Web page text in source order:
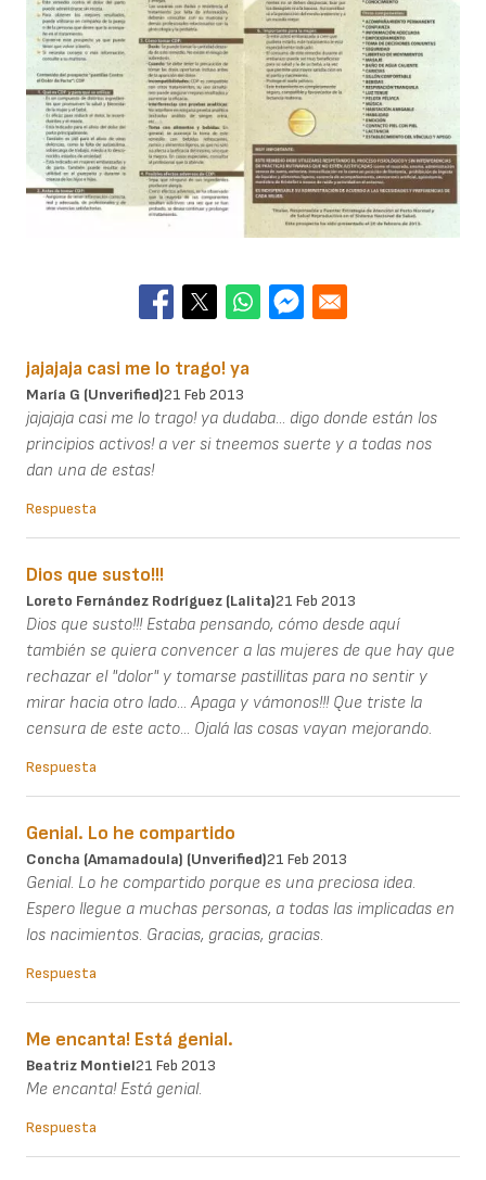
jajajaja casi me lo trago! ya
María G (unverified)21 Feb 2013
jajajaja casi me lo trago! ya dudaba... digo donde están los
principios activos! a ver si tneemos suerte y a todas nos
dan una de estas!
Respuesta
Dios que susto!!!
Loreto Fernández Rodríguez (Lalita)21 Feb 2013
Dios que susto!!! Estaba pensando, cómo desde aquí
también se quiera convencer a las mujeres de que hay que
rechazar el "dolor" y tomarse pastillitas para no sentir y
mirar hacia otro lado... Apaga y vámonos!!! Que triste la
censura de este acto... Ojalá las cosas vayan mejorando.
Respuesta
Genial. Lo he compartido
Concha (Amamadoula) (unverified)21 Feb 2013
Genial. Lo he compartido porque es una preciosa idea.
Espero llegue a muchas personas, a todas las implicadas en
los nacimientos. Gracias, gracias, gracias.
Respuesta
Me encanta! Está genial.
Beatriz Montiel21 Feb 2013
Me encanta! Está genial.
Respuesta